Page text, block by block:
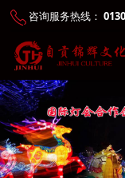
咨询服务热线：